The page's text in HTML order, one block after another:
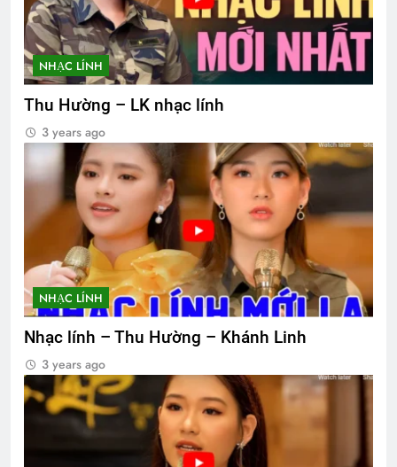
NHẠC LÍNH
Thu Hường – LK nhạc lính
3 years ago
NHẠC LÍNH
Nhạc lính – Thu Hường – Khánh Linh
3 years ago